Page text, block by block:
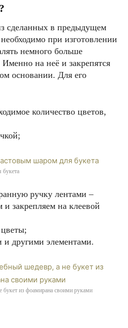
старт для будущего творца
дерево – красиво, оригинально и
сделанных в предыдущем
при изготовлении
немного больше
на неё и закрепятся
основании. Для его
количество цветов,
букета
ручку лентами –
и закрепляем на клеевой
и другими элементами.
букет из фоамирана своими руками